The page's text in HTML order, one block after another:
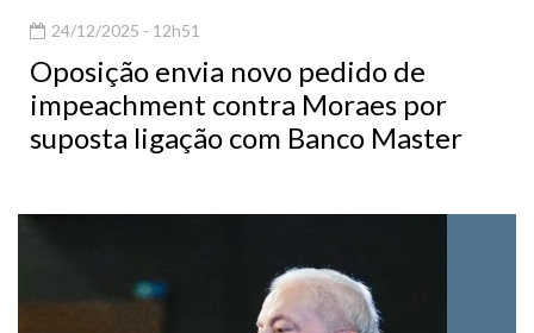
24/12/2025 - 12h51
Oposição envia novo pedido de
impeachment contra Moraes por
suposta ligação com Banco Master